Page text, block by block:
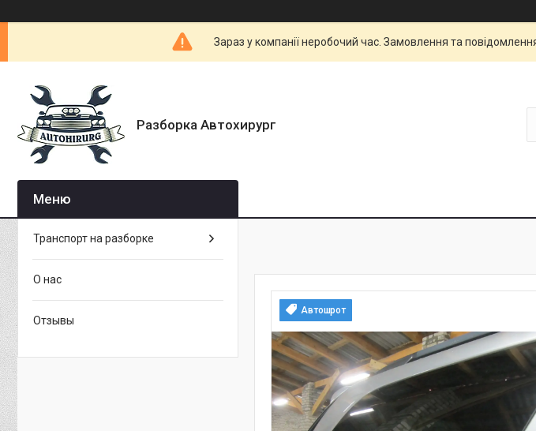
Зараз у компанії неробочий час. Замовлення та
Разборка Автохирург
Автошрот
Транспорт на разборке
О нас
Отзывы